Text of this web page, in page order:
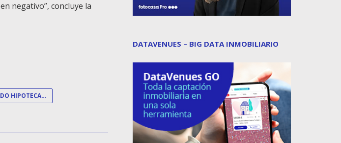
negativo”, concluye la
MERCADO HIPOTECARIO
DATAVENUES – BIG DATA INMOBILIARIO